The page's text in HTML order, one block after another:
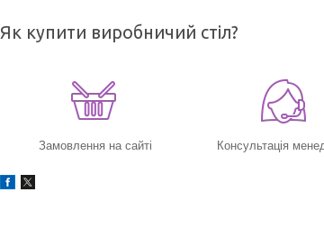
Як купити виробничий стіл?
Замовлення на сайті Консультація